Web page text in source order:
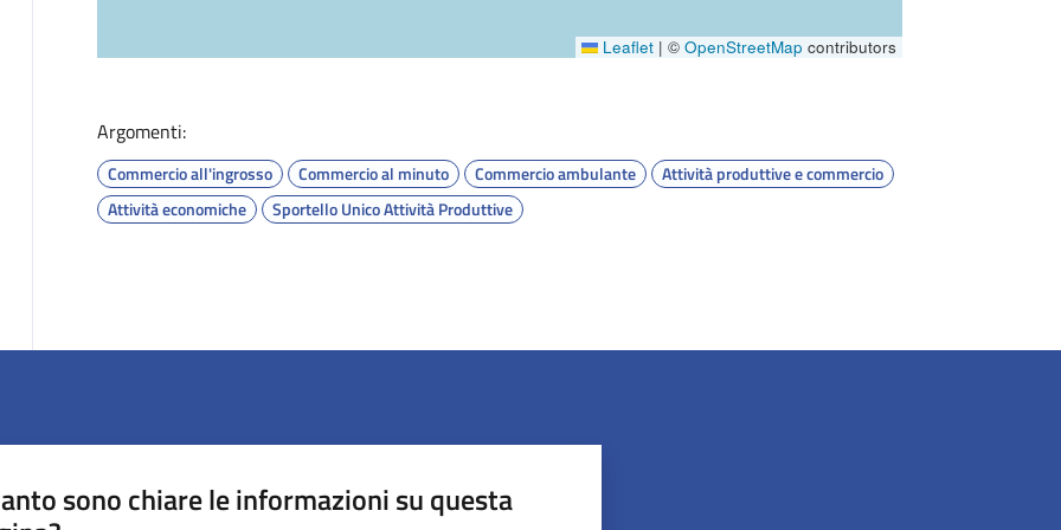
Leaflet | © OpenStreetMap contributors
Argomenti:
Commercio all'ingrosso Commercio al minuto Commercio ambulante
Attività produttive e commercio
Attività economiche
Sportello Unico Attività Produttive
sono chiare le informazioni su questa